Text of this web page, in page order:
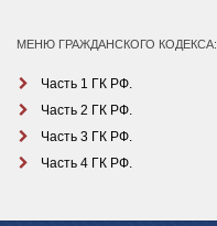
МЕНЮ ГРАЖДАНСКОГО КОДЕКСА:
Часть 1 ГК РФ.
Часть 2 ГК РФ.
Часть 3 ГК РФ.
Часть 4 ГК РФ.